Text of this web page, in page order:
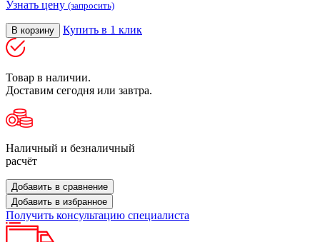
Узнать цену (запросить)
В корзину Купить в 1 клик
Товар в наличии.
Доставим сегодня или завтра.
Наличный и безналичный
расчёт
Добавить в сравнение
Добавить в избранное
Получить консультацию специалиста